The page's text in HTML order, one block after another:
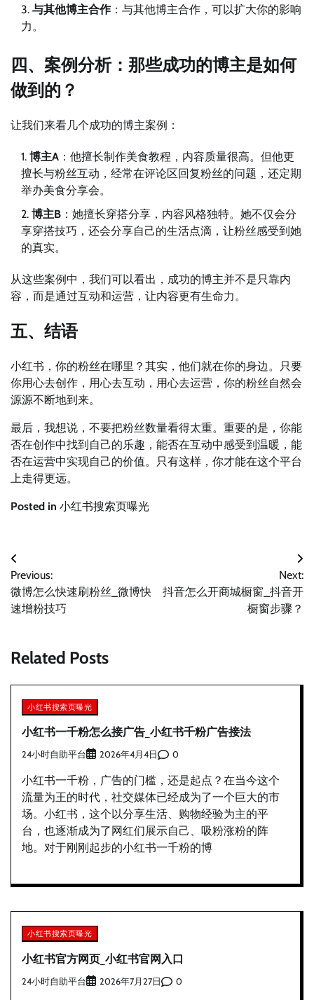
与其他博主合作：与其他博主合作，可以扩大你的影响
力。
四、案例分析：那些成功的博主是如何
做到的？
让我们来看几个成功的博主案例：
博主A ：他擅长制作美食教程，内容质量很高。但他更
擅长与粉丝互动，经常在评论区回复粉丝的问题，还定期
举办美食分享会。
博主B ：她擅长穿搭分享，内容风格独特。她不仅会分
享穿搭技巧，还会分享自己的生活点滴，让粉丝感受到她
的真实。
从这些案例中，我们可以看出，成功的博主并不是只靠内
容，而是通过互动和运营，让内容更有生命力。
五、结语
小红书，你的粉丝在哪里？其实，他们就在你的身边。只要
你用心去创作，用心去互动，用心去运营，你的粉丝自然会
源源不断地到来。
最后，我想说，不要把粉丝数量看得太重。重要的是，你能
否在创作中找到自己的乐趣，能否在互动中感受到温暖，能
否在运营中实现自己的价值。只有这样，你才能在这个平台
上走得更远。
Posted in 小红书搜索页曝光
文
章
导
Previous:
微博怎么快速刷粉丝_微博快
速增粉技巧
Next:
抖音怎么开商城橱窗_抖音开
橱窗步骤？
Related Posts
小红书搜索页曝光
小红书一千粉怎么接广告_小红书千粉广告接法
24小时自助平台 2026年4月4日 0
小红书一千粉，广告的门槛，还是起点？在当今这个
流量为王的时代，社交媒体已经成为了一个巨大的市
场。小红书，这个以分享生活、购物经验为主的平
台，也逐渐成为了网红们展示自己、吸粉涨粉的阵
地。对于刚刚起步的小红书一千粉的博
小红书搜索页曝光
小红书官方网页_小红书官网入口
24小时自助平台 2026年7月27日 0